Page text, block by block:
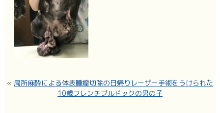
« 局所麻酔による体表腫瘤切除の日帰りレーザー手術をうけられた
10歳フレンチブルドックの男の子